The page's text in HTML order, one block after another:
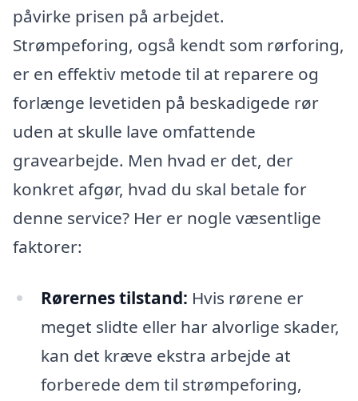
påvirke prisen på arbejdet.
Strømpeforing, også kendt som rørforing,
er en effektiv metode til at reparere og
forlænge levetiden på beskadigede rør
uden at skulle lave omfattende
gravearbejde. Men hvad er det, der
konkret afgør, hvad du skal betale for
denne service? Her er nogle væsentlige
faktorer:
Rørernes tilstand: Hvis rørene er
meget slidte eller har alvorlige skader,
kan det kræve ekstra arbejde at
forberede dem til strømpeforing,